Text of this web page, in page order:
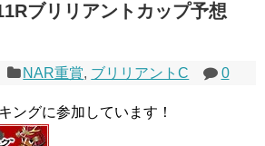
ブリリアントカップ予想
NAR重賞, ブリリアントC 0
ングに参加しています！